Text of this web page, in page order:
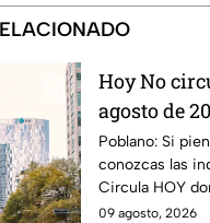
Hoy No
agosto de
en la
Poblano: Si
conozcas las
Circula HOY
CDMX y
09 agosto, 2026